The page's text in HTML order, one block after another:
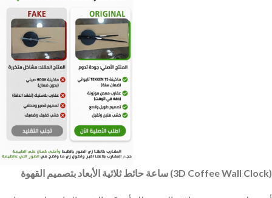
ساعة حائط ثلاثية الأبعاد بتصميم القهوة (3D Coffee Wall Clock)